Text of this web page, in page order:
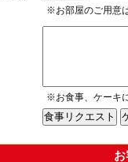
※お部屋のご用意
※お食事、ケーキ